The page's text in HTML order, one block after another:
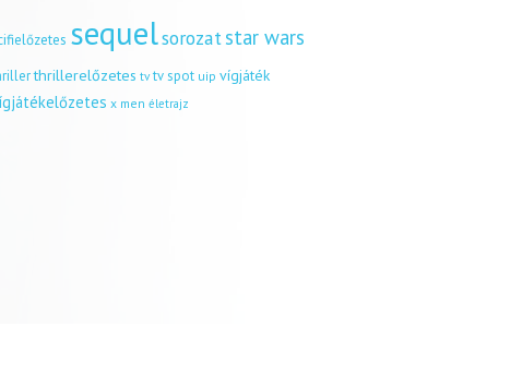
sequelsorozatstar wars
thrillerelőzetes tv tv spot uip vígjáték
x men életrajz